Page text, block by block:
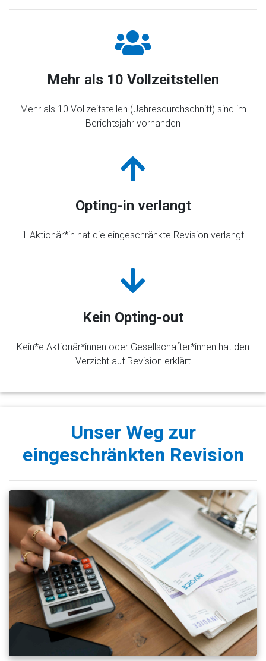
Mehr als 10 Vollzeitstellen
Mehr als 10 Vollzeitstellen (Jahresdurchschnitt) sind im
Berichtsjahr vorhanden
Opting-in verlangt
1 Aktionär*in hat die eingeschränkte Revision verlangt
Kein Opting-out
Kein*e Aktionär*innen oder Gesellschafter*innen hat den
Verzicht auf Revision erklärt
Unser Weg zur
eingeschränkten Revision